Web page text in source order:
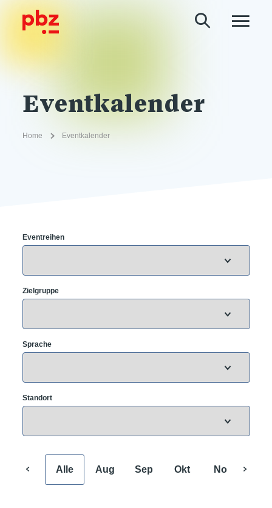
Eventkalender
Home Eventkalender
Eventreihen
Zielgruppe
Sprache
Standort
Alle Aug Sep Okt Nov